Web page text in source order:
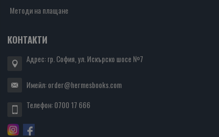
Методи на плащане
КОНТАКТИ
Адрес: гр. София, ул. Искърско шосе №7
Имейл:order@hermesbooks.com
Телефон:0700 17 666